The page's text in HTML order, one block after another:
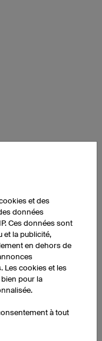
longues
et des
données
Ces données sont
et la publicité,
en dehors de
Les cookies et les
pour la
à tout